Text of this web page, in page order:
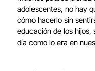
adolescentes, no hay
cómo hacerlo sin
educación de los
día como lo era en